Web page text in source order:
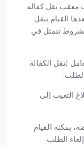
معقب نقل كفاله
القيام بنقل
تتمثل في
لنقل الكفالة
التغيب إلى
يمكنه القيام
خلال 15 يوم من إلغاء الطلب